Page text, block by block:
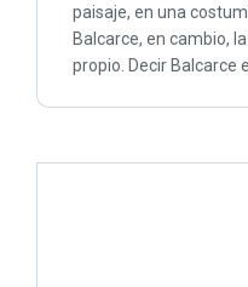
paisaje, en una
Balcarce, en cambio,
propio. Decir Balcarce